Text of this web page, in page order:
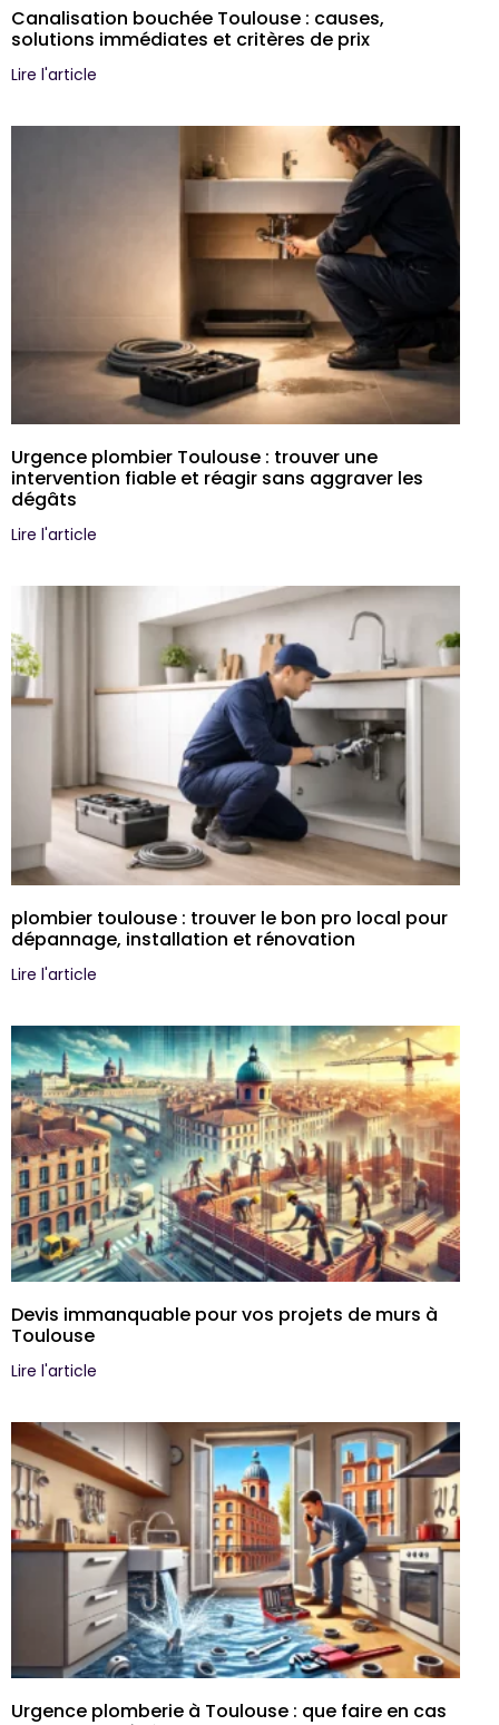
Canalisation bouchée Toulouse : causes,
solutions immédiates et critères de prix
Lire l'article
Urgence plombier Toulouse : trouver une
intervention fiable et réagir sans aggraver les
dégâts
Lire l'article
plombier toulouse : trouver le bon pro local pour
dépannage, installation et rénovation
Lire l'article
Devis immanquable pour vos projets de murs à
Toulouse
Lire l'article
Urgence plomberie à Toulouse : que faire en cas